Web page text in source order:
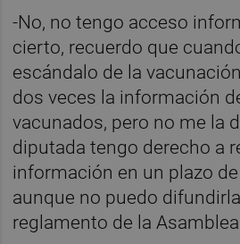
-No, no tengo acceso
cierto, recuerdo que
escándalo de la
dos veces la información
vacunados, pero no me la
diputada tengo derecho a
información en un plazo
aunque no puedo
reglamento de la